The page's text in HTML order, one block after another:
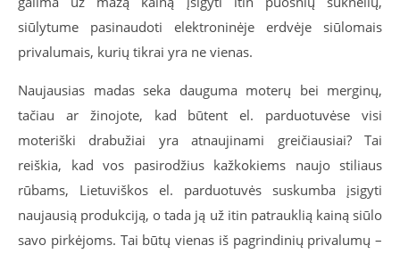
siūlytume pasinaudoti elektroninėje erdvėje siūlomais
privalumais, kurių tikrai yra ne vienas.
Naujausias madas seka dauguma moterų bei merginų,
tačiau ar žinojote, kad būtent el. parduotuvėse visi
moteriški drabužiai yra atnaujinami greičiausiai? Tai
reiškia, kad vos pasirodžius kažkokiems naujo stiliaus
rūbams, Lietuviškos el. parduotuvės suskumba įsigyti
naujausią produkciją, o tada ją už itin patrauklią kainą siūlo
savo pirkėjoms. Tai būtų vienas iš pagrindinių privalumų –